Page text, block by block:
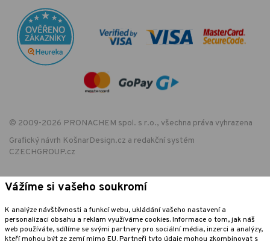
© 2009-2026 PRONACHEM spol. s r.o., všechna práva vyhrazena
Grafický návrh KošnarDesign.cz a redakční systém
CZECHGROUP.cz
Podle zákona o evidenci tržeb je prodávající povinen vystavit kupujícímu
účtenku. Zároveň je povinen zaevidovat přijatou tržbu u správce daně
online; v případě technického výpadku pak nejpozději do 48 hodin.
Vážíme si vašeho soukromí
K analýze návštěvnosti a funkcí webu, ukládání vašeho nastavení a
personalizaci obsahu a reklam využíváme cookies. Informace o tom, jak náš
web používáte, sdílíme se svými partnery pro sociální média, inzerci a analýzy,